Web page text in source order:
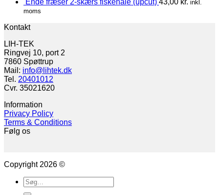
inkl.
moms
Kontakt
LIH-TEK
Ringvej 10, port 2
7860 Spøttrup
Mail: info@lihtek.dk
Tel. 20401012
Cvr. 35021620
Information
Privacy Policy
Terms & Conditions
Følg os
Copyright 2026 ©
Søg
efter: